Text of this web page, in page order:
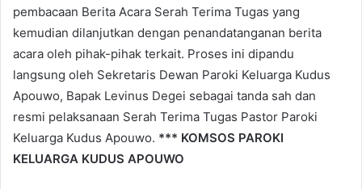
pembacaan Berita Acara Serah Terima Tugas yang
kemudian dilanjutkan dengan penandatanganan berita
acara oleh pihak-pihak terkait. Proses ini dipandu
langsung oleh Sekretaris Dewan Paroki Keluarga Kudus
Apouwo, Bapak Levinus Degei sebagai tanda sah dan
resmi pelaksanaan Serah Terima Tugas Pastor Paroki
Keluarga Kudus Apouwo. *** KOMSOS PAROKI
KELUARGA KUDUS APOUWO